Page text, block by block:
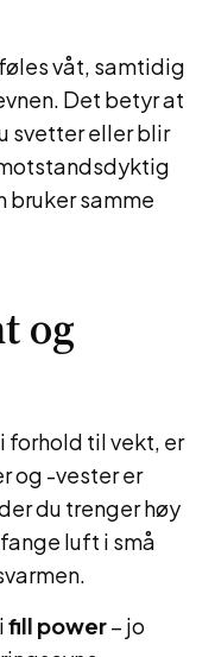
våt, samtidig
Det betyr at
svetter eller blir
bruker samme
og
forhold til vekt, er
og -vester er
du trenger høy
luft i små
fill power– jo